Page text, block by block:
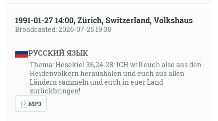
1991-01-27 14:00, Zürich, Switzerland, Volkshaus
Broadcasted: 2026-07-25 19:30
РУССКИЙ ЯЗЫК
Thema: Hesekiel 36,24-28: ICH will euch also aus den
Heidenvölkern herausholen und euch aus allen
Ländern sammeln und euch in euer Land
zurückbringen!
MP3